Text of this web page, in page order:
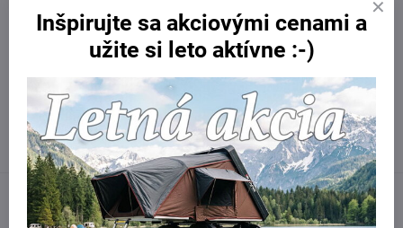
Potrebujete poradiť?
obchod​@northline​.sk
Inšpirujte sa akciovými cenami a
užite si leto aktívne :-)